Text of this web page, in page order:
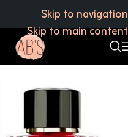
Skip to navigation
Skip to main content